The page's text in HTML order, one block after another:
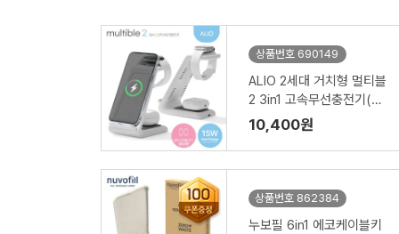
상품번호 690149
ALIO 2세대 거치형 멀티블
2 3in1 고속무선충전기(워
치공용충전)
10,400원
상품번호 862384
누보필 6in1 에코케이블키